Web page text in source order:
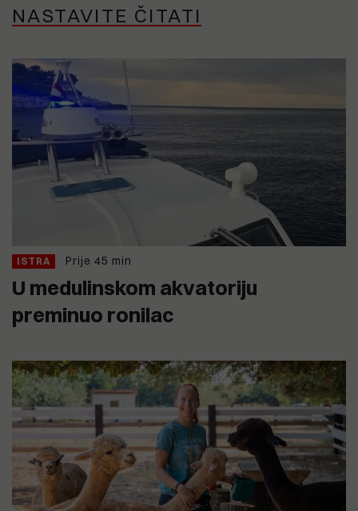
NASTAVITE ČITATI
ISTRA Prije 45 min
U medulinskom akvatoriju
preminuo ronilac